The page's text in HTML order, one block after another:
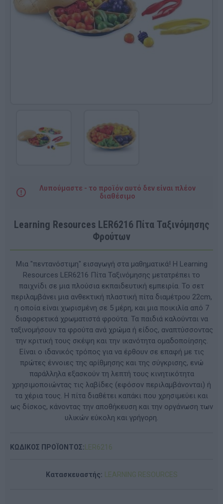
Λυπούμαστε - το προϊόν αυτό δεν είναι πλέον
διαθέσιμο
Learning Resources LER6216 Πίτα Ταξινόμησης
Φρούτων
Μια "πεντανόστιμη" εισαγωγή στα μαθηματικά! Η Learning
Resources LER6216 Πίτα Ταξινόμησης μετατρέπει το
παιχνίδι σε μια πλούσια εκπαιδευτική εμπειρία. Το σετ
περιλαμβάνει μια ανθεκτική πλαστική πίτα διαμέτρου 22cm,
η οποία είναι χωρισμένη σε 5 μέρη, και μια ποικιλία από 7
διαφορετικά χρωματιστά φρούτα. Τα παιδιά καλούνται να
ταξινομήσουν τα φρούτα ανά χρώμα ή είδος, αναπτύσσοντας
την κριτική τους σκέψη και την ικανότητα ομαδοποίησης.
Είναι ο ιδανικός τρόπος για να έρθουν σε επαφή με τις
πρώτες έννοιες της αρίθμησης και της σύγκρισης, ενώ
παράλληλα εξασκούν τη λεπτή τους κινητικότητα
χρησιμοποιώντας τις λαβίδες (εφόσον περιλαμβάνονται) ή
τα χέρια τους. Η πίτα διαθέτει καπάκι που χρησιμεύει και
ως δίσκος, κάνοντας την αποθήκευση και την οργάνωση των
υλικών εύκολη και γρήγορη.
ΚΩΔΙΚΟΣ ΠΡΟΪΟΝΤΟΣ: LΕR6216
Κατασκευαστής: LEARNING RESOURCES